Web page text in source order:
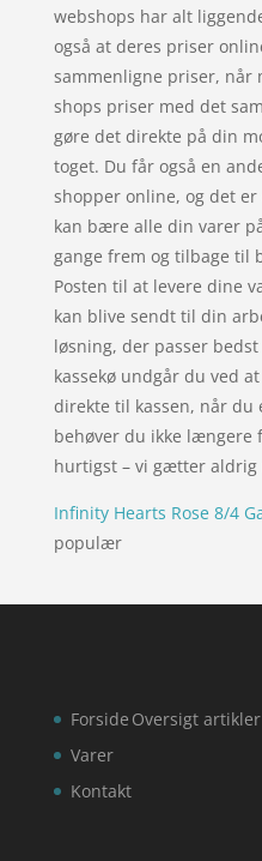
webshops har alt
også at deres priser
sammenligne priser, når
shops priser med det
gøre det direkte på din
toget. Du får også en
shopper online, og det
kan bære alle din varer
gange frem og tilbage til
Posten til at levere dine
kan blive sendt til din
løsning, der passer
kassekø undgår du ved
direkte til kassen, når
behøver du ikke længere
hurtigst – vi gætter aldrig
Infinity Hearts Rose 8/4
populær
Forside
Varer
Kontakt
Oversigt artikler